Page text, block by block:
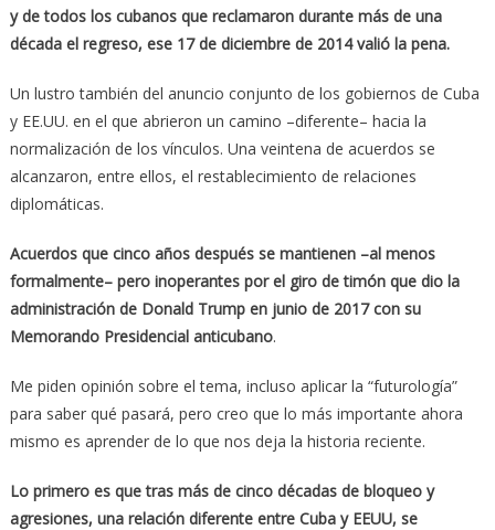
y de todos los cubanos que reclamaron durante más de una
década el regreso, ese 17 de diciembre de 2014 valió la pena.
Un lustro también del anuncio conjunto de los gobiernos de Cuba
y EE.UU. en el que abrieron un camino –diferente– hacia la
normalización de los vínculos. Una veintena de acuerdos se
alcanzaron, entre ellos, el restablecimiento de relaciones
diplomáticas.
Acuerdos que cinco años después se mantienen –al menos
formalmente– pero inoperantes por el giro de timón que dio la
administración de Donald Trump en junio de 2017 con su
Memorando Presidencial anticubano.
Me piden opinión sobre el tema, incluso aplicar la “futurología”
para saber qué pasará, pero creo que lo más importante ahora
mismo es aprender de lo que nos deja la historia reciente.
Lo primero es que tras más de cinco décadas de bloqueo y
agresiones, una relación diferente entre Cuba y EEUU, se